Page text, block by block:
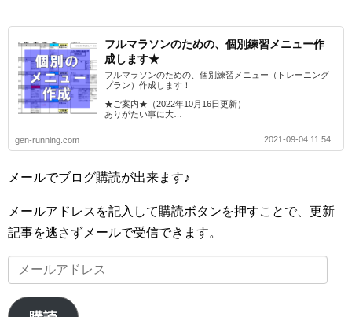
フルマラソンのための、個別練習メニュー作
成します★
フルマラソンのための、個別練習メニュー（トレーニング
プラン）作成します！
★ご案内★（2022年10月16日更新）
ありがたい事に大…
gen-running.com 2021-09-04 11:54
メールでブログ購読が出来ます♪
メールアドレスを記入して購読ボタンを押すことで、更新
記事を逃さずメールで受信できます。
ー
ル